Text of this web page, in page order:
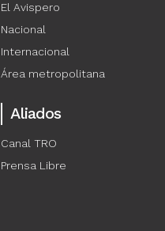
El Avispero
Nacional
Internacional
Área metropolitana
Aliados
Canal TRO
Prensa Libre